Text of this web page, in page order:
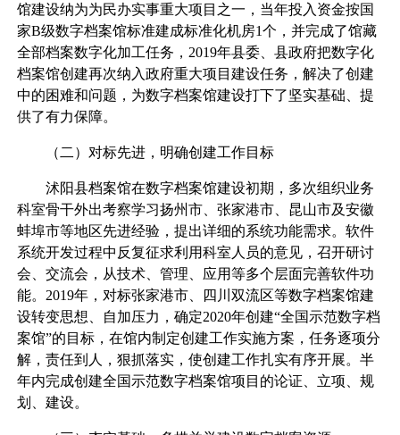
馆建设纳为为民办实事重大项目之一，当年投入资金按国
家B级数字档案馆标准建成标准化机房1个，并完成了馆藏
全部档案数字化加工任务，2019年县委、县政府把数字化
档案馆创建再次纳入政府重大项目建设任务，解决了创建
中的困难和问题，为数字档案馆建设打下了坚实基础、提
供了有力保障。
（二）对标先进，明确创建工作目标
沭阳县档案馆在数字档案馆建设初期，多次组织业务
科室骨干外出考察学习扬州市、张家港市、昆山市及安徽
蚌埠市等地区先进经验，提出详细的系统功能需求。软件
系统开发过程中反复征求利用科室人员的意见，召开研讨
会、交流会，从技术、管理、应用等多个层面完善软件功
能。2019年，对标张家港市、四川双流区等数字档案馆建
设转变思想、自加压力，确定2020年创建“全国示范数字档
案馆”的目标，在馆内制定创建工作实施方案，任务逐项分
解，责任到人，狠抓落实，使创建工作扎实有序开展。半
年内完成创建全国示范数字档案馆项目的论证、立项、规
划、建设。